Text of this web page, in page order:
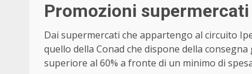
Promozioni
Dai supermercati che appartengo al circuito
quello della Conad che dispone della
superiore al 60% a fronte di un minimo di